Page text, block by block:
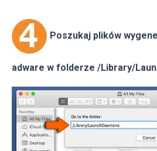
Poszukaj plików
adware w folderze /Library/